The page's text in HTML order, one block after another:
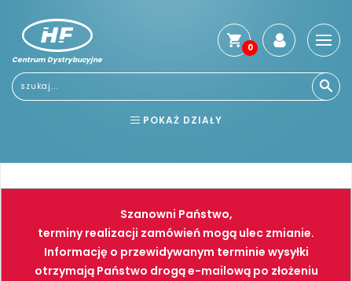
Centrum Dystrybucyjne
0
POKAŻ DZIAŁY
NARZĘDZIA SPAWALNICTWO
FARBY PNEUMATYKA
Szanowni Państwo,
terminy realizacji zamówień mogą ulec zmianie.
Informację o przewidywanym terminie wysyłki
otrzymają Państwo drogą e-mailową po złożeniu